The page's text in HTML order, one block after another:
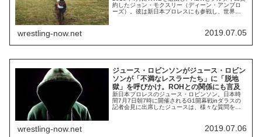
約したジョン・モクスリー（ディーン・アンブロ
ーズ）。彼は新日本プロレスにも参戦し、世界中
うに報じています。モクスリーはAEWと3年契約を
結んでいるようです。これは他の主要レスラーと
wrestling-now.net 2019.07.05
ジュース・ロビンソンがジュース・ロビン
ソンが「不満なレスラーたち」に「脱地
獄」を呼びかけ。ROHとの関係にも言及
新日本プロレスのジュース・ロビンソン。日本時
間7月7日朝7時に開催されるG1開幕戦inダラスの
記者会見に出席したジュースは、様々な質問を受
コメントを求められたジュースは、こう述べてい
ます。「不満を持っているレスラーたち」につい
wrestling-now.net 2019.07.06